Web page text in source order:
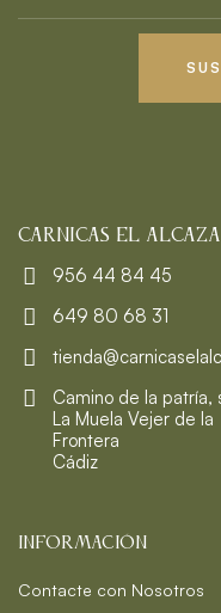
CARNICAS EL
956 44 84 45
649 80 68 31
Camino de la patría,
La Muela Vejer de la
Frontera
Cádiz
INFORMACIÓN
Contacte con Nosotros